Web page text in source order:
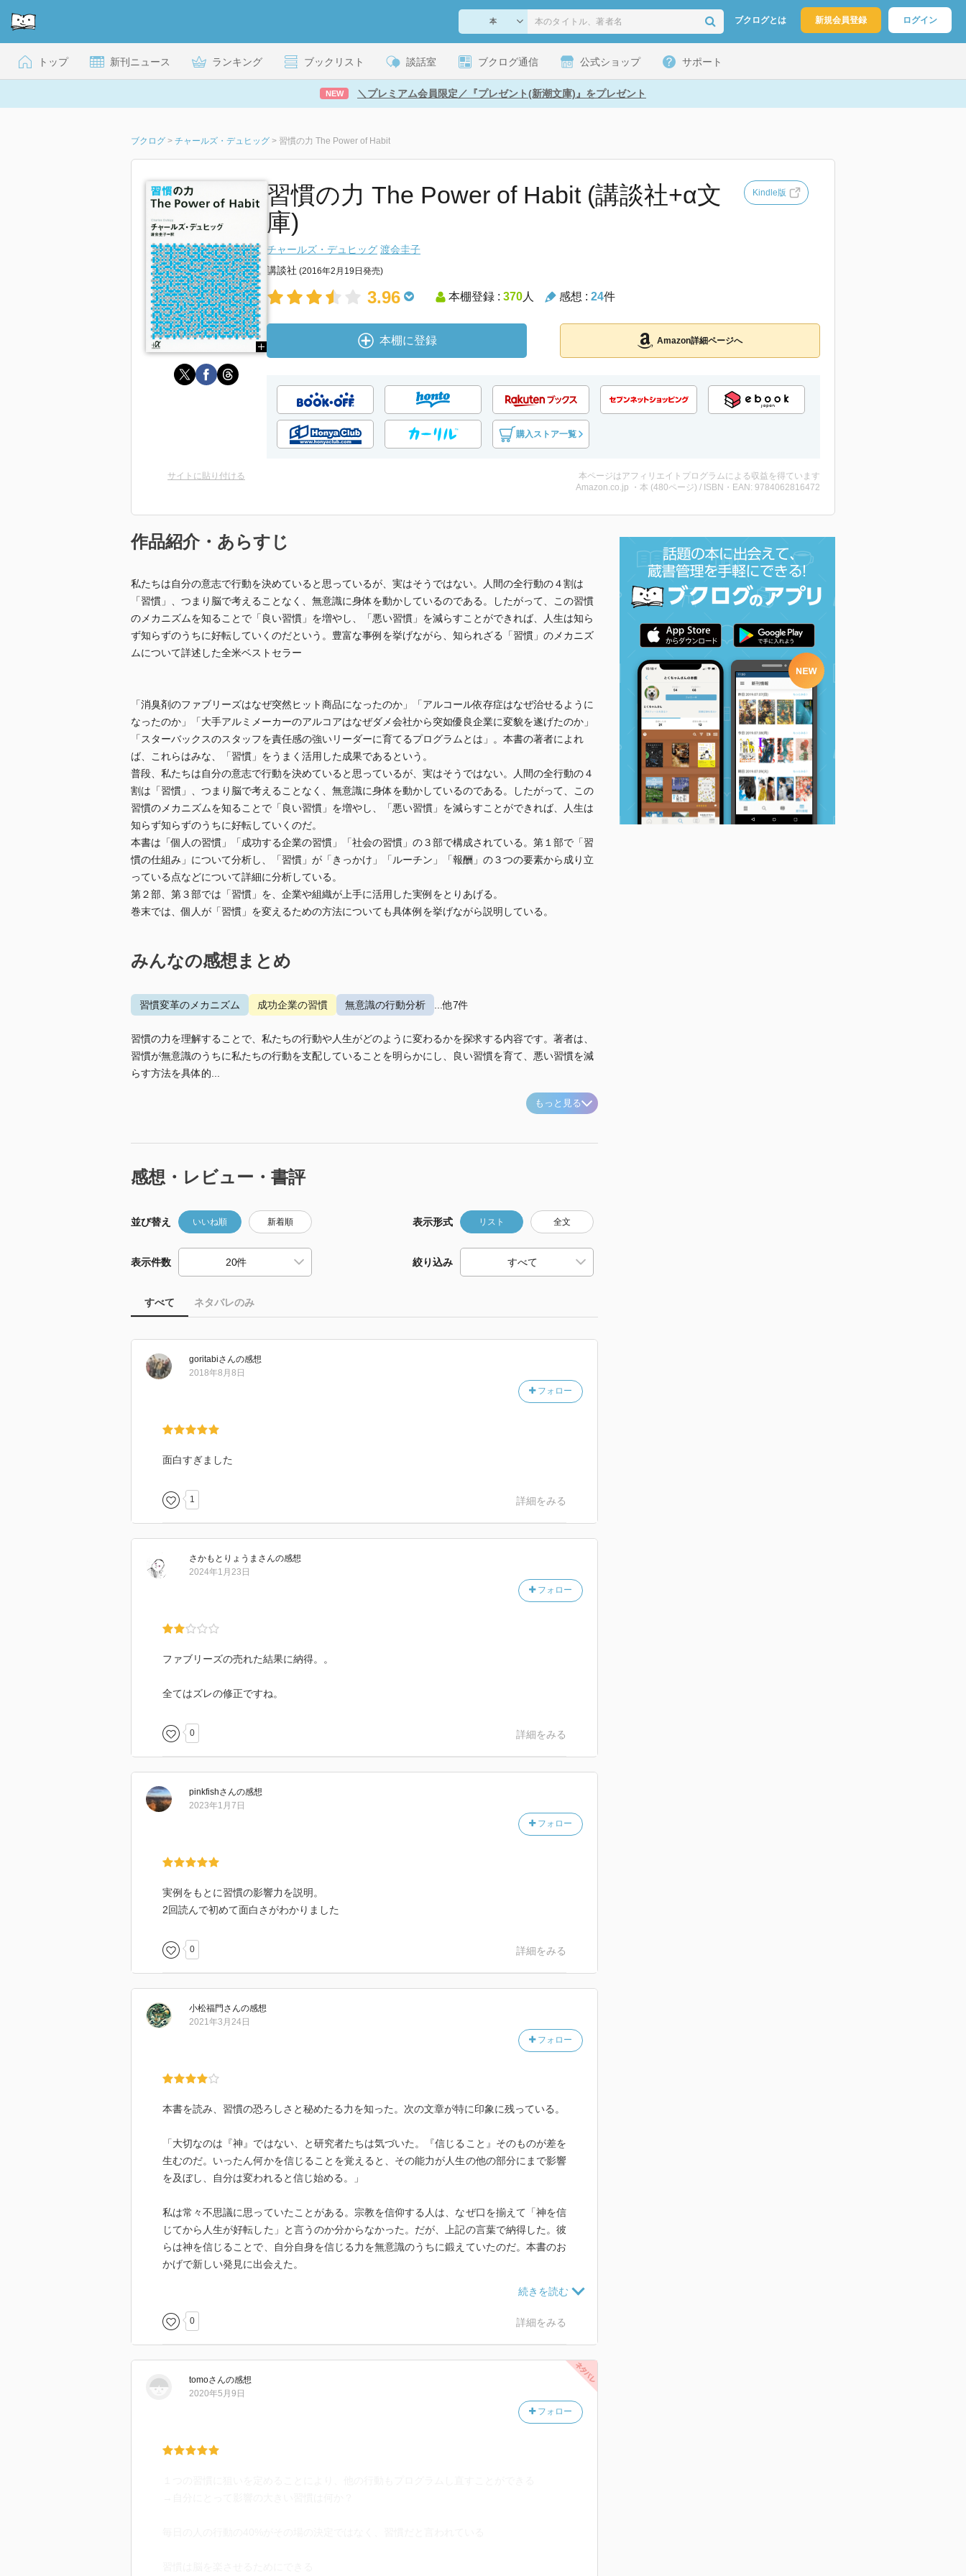
ブクログとは 新規会員登録 ログイン
トップ 新刊ニュース ランキング ブックリスト 談話室 ブクログ通信 公式ショップ サポート
NEW ＼プレミアム会員限定／『プレゼント(新潮文庫)』をプレゼント
ブクログ > チャールズ・デュヒッグ > 習慣の力 The Power of Habit
習慣の力 The Power of Habit (講談社+α文
庫)
Kindle版
チャールズ・デュヒッグ 渡会圭子
講談社 (2016年2月19日発売)
3.96 本棚登録 : 370人 感想 : 24件
本棚に登録 Amazon詳細ページへ
購入ストア一覧
サイトに貼り付ける
本ページはアフィリエイトプログラムによる収益を得ています
Amazon.co.jp ・本 (480ページ) / ISBN・EAN: 9784062816472
作品紹介・あらすじ
私たちは自分の意志で行動を決めていると思っているが、実はそうではない。人間の全行動の４割は
「習慣」、つまり脳で考えることなく、無意識に身体を動かしているのである。したがって、この習慣
のメカニズムを知ることで「良い習慣」を増やし、「悪い習慣」を減らすことができれば、人生は知ら
ず知らずのうちに好転していくのだという。豊富な事例を挙げながら、知られざる「習慣」のメカニズ
ムについて詳述した全米ベストセラー
「消臭剤のファブリーズはなぜ突然ヒット商品になったのか」「アルコール依存症はなぜ治せるように
なったのか」「大手アルミメーカーのアルコアはなぜダメ会社から突如優良企業に変貌を遂げたのか」
「スターバックスのスタッフを責任感の強いリーダーに育てるプログラムとは」。本書の著者によれ
ば、これらはみな、「習慣」をうまく活用した成果であるという。
普段、私たちは自分の意志で行動を決めていると思っているが、実はそうではない。人間の全行動の４
割は「習慣」、つまり脳で考えることなく、無意識に身体を動かしているのである。したがって、この
習慣のメカニズムを知ることで「良い習慣」を増やし、「悪い習慣」を減らすことができれば、人生は
知らず知らずのうちに好転していくのだ。
本書は「個人の習慣」「成功する企業の習慣」「社会の習慣」の３部で構成されている。第１部で「習
慣の仕組み」について分析し、「習慣」が「きっかけ」「ルーチン」「報酬」の３つの要素から成り立
っている点などについて詳細に分析している。
第２部、第３部では「習慣」を、企業や組織が上手に活用した実例をとりあげる。
巻末では、個人が「習慣」を変えるための方法についても具体例を挙げながら説明している。
みんなの感想まとめ
習慣変革のメカニズム 成功企業の習慣 無意識の行動分析 ...他7件
習慣の力を理解することで、私たちの行動や人生がどのように変わるかを探求する内容です。著者は、
習慣が無意識のうちに私たちの行動を支配していることを明らかにし、良い習慣を育て、悪い習慣を減
らす方法を具体的...
もっと見る
感想・レビュー・書評
並び替え いいね順 新着順 表示形式 リスト 全文
表示件数 絞り込み
すべて ネタバレのみ
goritabiさんの感想
フォロー
2018年8月8日
面白すぎました
1 詳細をみる
さかもとりょうま さんの感想
フォロー
2024年1月23日
ファブリーズの売れた結果に納得。。
全てはズレの修正ですね。
0 詳細をみる
pinkfishさんの感想
フォロー
2023年1月7日
実例をもとに習慣の影響力を説明。
2回読んで初めて面白さがわかりました
0 詳細をみる
小松福門 さんの感想
フォロー
2021年3月24日
本書を読み、習慣の恐ろしさと秘めたる力を知った。次の文章が特に印象に残っている。
「大切なのは『神』ではない、と研究者たちは気づいた。『信じること』そのものが差を
生むのだ。いったん何かを信じることを覚えると、その能力が人生の他の部分にまで影響
を及ぼし、自分は変われると信じ始める。」
私は常々不思議に思っていたことがある。宗教を信仰する人は、なぜ口を揃えて「神を信
じてから人生が好転した」と言うのか分からなかった。だが、上記の言葉で納得した。彼
らは神を信じることで、自分自身を信じる力を無意識のうちに鍛えていたのだ。本書のお
かげで新しい発見に出会えた。
0 詳細をみる
tomoさんの感想
フォロー
2020年5月9日